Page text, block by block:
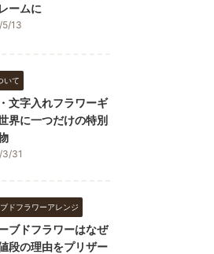
ームに
13
いて
文字入れフラワーギ
界に一つだけの特別
31
ドフラワーアレンジ
ブドフラワーはなぜ
段の理由をプリザー